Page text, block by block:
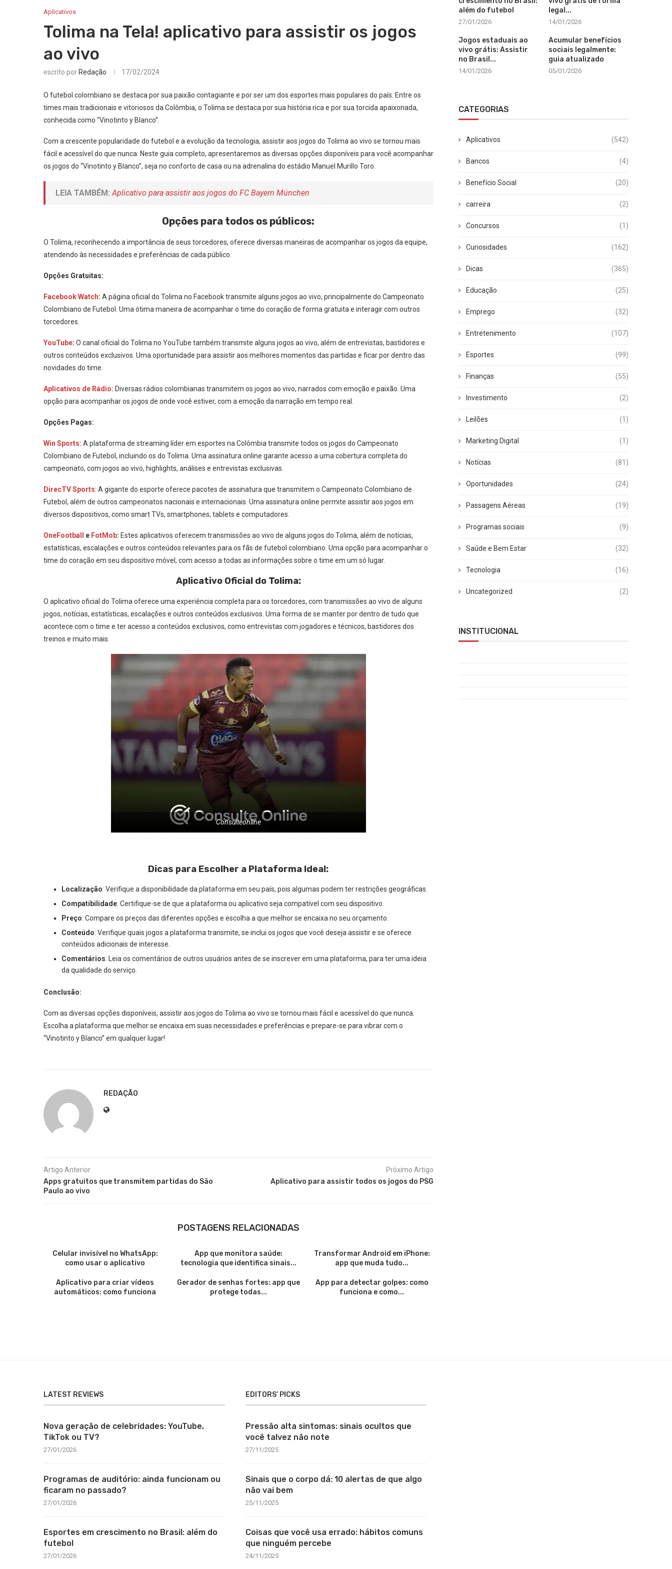
Aplicativos
Tolima na Tela! aplicativo para assistir os jogos
ao vivo
escrito por Redação 17/02/2024
O futebol colombiano se destaca por sua paixão contagiante e por ser um dos esportes mais populares do país. Entre os
times mais tradicionais e vitoriosos da Colômbia, o Tolima se destaca por sua história rica e por sua torcida apaixonada,
conhecida como “Vinotinto y Blanco”.
Com a crescente popularidade do futebol e a evolução da tecnologia, assistir aos jogos do Tolima ao vivo se tornou mais
fácil e acessível do que nunca. Neste guia completo, apresentaremos as diversas opções disponíveis para você acompanhar
os jogos do “Vinotinto y Blanco”, seja no conforto de casa ou na adrenalina do estádio Manuel Murillo Toro.
LEIA TAMBÉM:Aplicativo para assistir aos jogos do FC Bayern München
Opções para todos os públicos:
O Tolima, reconhecendo a importância de seus torcedores, oferece diversas maneiras de acompanhar os jogos da equipe,
atendendo às necessidades e preferências de cada público.
Opções Gratuitas:
Facebook Watch: A página oficial do Tolima no Facebook transmite alguns jogos ao vivo, principalmente do Campeonato
Colombiano de Futebol. Uma ótima maneira de acompanhar o time do coração de forma gratuita e interagir com outros
torcedores.
YouTube: O canal oficial do Tolima no YouTube também transmite alguns jogos ao vivo, além de entrevistas, bastidores e
outros conteúdos exclusivos. Uma oportunidade para assistir aos melhores momentos das partidas e ficar por dentro das
novidades do time.
Aplicativos de Rádio: Diversas rádios colombianas transmitem os jogos ao vivo, narrados com emoção e paixão. Uma
opção para acompanhar os jogos de onde você estiver, com a emoção da narração em tempo real.
Opções Pagas:
Win Sports: A plataforma de streaming líder em esportes na Colômbia transmite todos os jogos do Campeonato
Colombiano de Futebol, incluindo os do Tolima. Uma assinatura online garante acesso a uma cobertura completa do
campeonato, com jogos ao vivo, highlights, análises e entrevistas exclusivas.
DirecTV Sports: A gigante do esporte oferece pacotes de assinatura que transmitem o Campeonato Colombiano de
Futebol, além de outros campeonatos nacionais e internacionais. Uma assinatura online permite assistir aos jogos em
diversos dispositivos, como smart TVs, smartphones, tablets e computadores.
OneFootball e FotMob: Estes aplicativos oferecem transmissões ao vivo de alguns jogos do Tolima, além de notícias,
estatísticas, escalações e outros conteúdos relevantes para os fãs de futebol colombiano. Uma opção para acompanhar o
time do coração em seu dispositivo móvel, com acesso a todas as informações sobre o time em um só lugar.
Aplicativo Oficial do Tolima:
O aplicativo oficial do Tolima oferece uma experiência completa para os torcedores, com transmissões ao vivo de alguns
jogos, notícias, estatísticas, escalações e outros conteúdos exclusivos. Uma forma de se manter por dentro de tudo que
acontece com o time e ter acesso a conteúdos exclusivos, como entrevistas com jogadores e técnicos, bastidores dos
treinos e muito mais.
Consulteonline
Dicas para Escolher a Plataforma Ideal:
Localização: Verifique a disponibilidade da plataforma em seu país, pois algumas podem ter restrições geográficas.
Compatibilidade: Certifique-se de que a plataforma ou aplicativo seja compatível com seu dispositivo.
Preço: Compare os preços das diferentes opções e escolha a que melhor se encaixa no seu orçamento.
Conteúdo: Verifique quais jogos a plataforma transmite, se inclui os jogos que você deseja assistir e se oferece
conteúdos adicionais de interesse.
Comentários: Leia os comentários de outros usuários antes de se inscrever em uma plataforma, para ter uma ideia
da qualidade do serviço.
Conclusão:
Com as diversas opções disponíveis, assistir aos jogos do Tolima ao vivo se tornou mais fácil e acessível do que nunca.
Escolha a plataforma que melhor se encaixa em suas necessidades e preferências e prepare-se para vibrar com o
“Vinotinto y Blanco” em qualquer lugar!
REDAÇÃO
Artigo Anterior
Apps gratuitos que transmitem partidas do São
Paulo ao vivo
Próximo Artigo
Aplicativo para assistir todos os jogos do PSG
POSTAGENS RELACIONADAS
Celular invisível no WhatsApp:
como usar o aplicativo
App que monitora saúde:
tecnologia que identifica sinais...
Transformar Android em iPhone:
app que muda tudo...
Aplicativo para criar vídeos
automáticos: como funciona
Gerador de senhas fortes: app que
protege todas...
App para detectar golpes: como
funciona e como...
além do futebol
27/01/2026
legal...
14/01/2026
Jogos estaduais ao
vivo grátis: Assistir
no Brasil...
14/01/2026
Acumular benefícios
sociais legalmente:
guia atualizado
05/01/2026
CATEGORIAS
Aplicativos (542)
Bancos (4)
Benefício Social (20)
carreira (2)
Concursos (1)
Curiosidades (162)
Dicas (365)
Educação (25)
Emprego (32)
Entretenimento (107)
Esportes (99)
Finanças (55)
Investimento (2)
Leilões (1)
Marketing Digital (1)
Notícias (81)
Oportunidades (24)
Passagens Aéreas (19)
Programas sociais (9)
Saúde e Bem Estar (32)
Tecnologia (16)
Uncategorized (2)
INSTITUCIONAL
LATEST REVIEWS
Nova geração de celebridades: YouTube,
TikTok ou TV?
27/01/2026
Programas de auditório: ainda funcionam ou
ficaram no passado?
27/01/2026
Esportes em crescimento no Brasil: além do
futebol
27/01/2026
EDITORS’ PICKS
Pressão alta sintomas: sinais ocultos que
você talvez não note
27/11/2025
Sinais que o corpo dá: 10 alertas de que algo
não vai bem
25/11/2025
Coisas que você usa errado: hábitos comuns
que ninguém percebe
24/11/2025